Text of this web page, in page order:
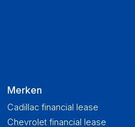
Merken
Cadillac financial lease
Chevrolet financial lease